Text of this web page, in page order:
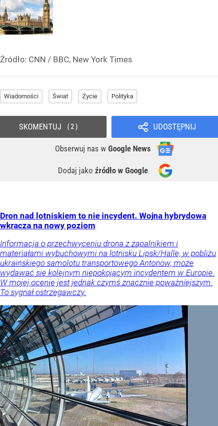
Źródło: CNN / BBC, New York Times
Wiadomości Świat Życie Polityka
UDOSTĘPNIJ
Obserwuj nas w Google News
Dodaj jako źródło w Google
SKOMENTUJ 2
Dron nad lotniskiem to nie incydent. Wojna hybrydowa
wkracza na nowy poziom
Informacja o przechwyceniu drona z zapalnikiem i
materiałami wybuchowymi na lotnisku Lipsk/Halle, w pobliżu
ukraińskiego samolotu transportowego Antonow, może
wydawać się kolejnym niepokojącym incydentem w Europie.
W mojej ocenie jest jednak czymś znacznie poważniejszym.
To sygnał ostrzegawczy.